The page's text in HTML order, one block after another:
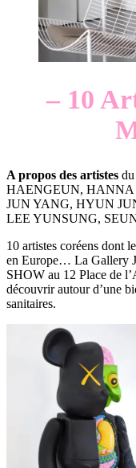
– 10
A propos des artistes
HAENGEUN, HANNA
JUN YANG, HYUN
LEE YUNSUNG,
10 artistes coréens dont
en Europe… La Gallery
SHOW au 12 Place de
découvrir autour d’une
sanitaires.